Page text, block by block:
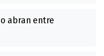
abran entre